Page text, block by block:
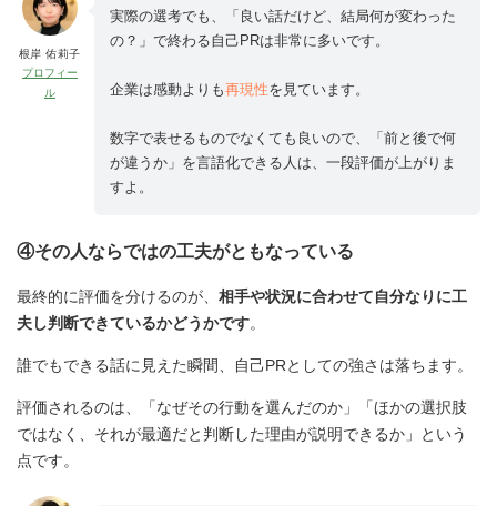
根岸 佑莉子
プロフィー
ル
実際の選考でも、「良い話だけど、結局何が変わった
の？」で終わる自己PRは非常に多いです。
企業は感動よりも再現性を見ています。
数字で表せるものでなくても良いので、「前と後で何
が違うか」を言語化できる人は、一段評価が上がりま
すよ。
④その人ならではの工夫がともなっている
最終的に評価を分けるのが、 相手や状況に合わせて自分なりに工
夫し判断できているかどうかです。
誰でもできる話に見えた瞬間、自己PRとしての強さは落ちます。
評価されるのは、「なぜその行動を選んだのか」「ほかの選択肢
ではなく、それが最適だと判断した理由が説明できるか」という
点です。